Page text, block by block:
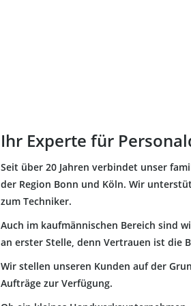
Ihr Experte für
Seit über 20 Jahren verbindet unser
der Region Bonn und Köln. Wir
zum Techniker.
Auch im kaufmännischen Bereich sind
an erster Stelle, denn Vertrauen ist die
Wir stellen unseren Kunden auf der
Aufträge zur Verfügung.